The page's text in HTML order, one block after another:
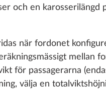
och en
när fordonet
mellan
för passagerarna
välja en